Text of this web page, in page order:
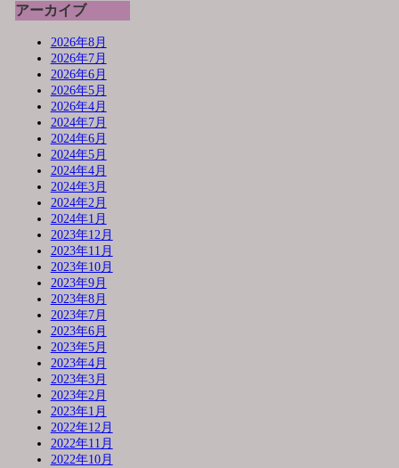
アーカイブ
2026年8月
2026年7月
2026年6月
2026年5月
2026年4月
2024年7月
2024年6月
2024年5月
2024年4月
2024年3月
2024年2月
2024年1月
2023年12月
2023年11月
2023年10月
2023年9月
2023年8月
2023年7月
2023年6月
2023年5月
2023年4月
2023年3月
2023年2月
2023年1月
2022年12月
2022年11月
2022年10月